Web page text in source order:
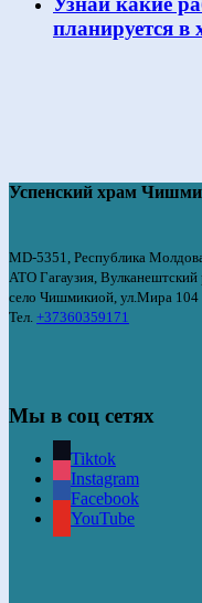
планируется
Успенский храм
MD-5351, Республика
АТО Гагаузия, Вулканештский
село Чишмикиой, ул.Мира 104
Тел. +37360359171
Мы в соц сетях
Tiktok
Instagram
Facebook
YouTube